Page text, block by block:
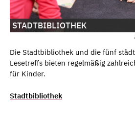
STADTBIBLIOTHEK
Die Stadtbibliothek und die fünf
Lesetreffs bieten regelmäßig
für Kinder.
Stadtbibliothek